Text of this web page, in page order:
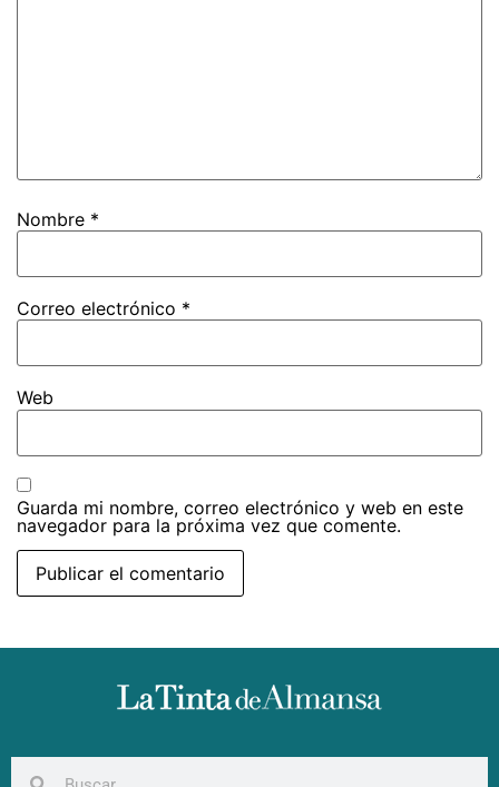
Nombre *
Correo electrónico *
Web
Guarda mi nombre, correo electrónico y web en este
navegador para la próxima vez que comente.